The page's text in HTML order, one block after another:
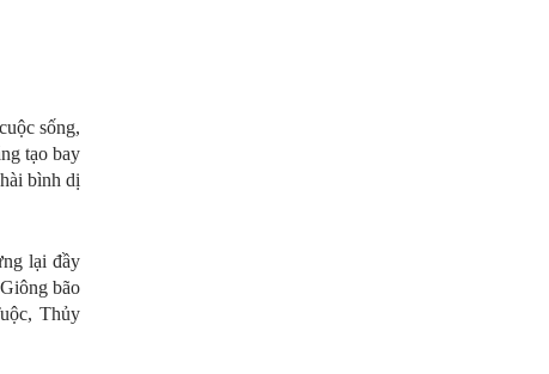
sống,
tạo bay
bình dị
lại đầy
bão
Thủy